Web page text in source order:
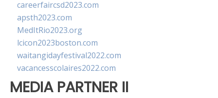
careerfaircsd2023.com
apsth2023.com
MedItRio2023.org
lcicon2023boston.com
waitangidayfestival2022.com
vacancesscolaires2022.com
MEDIA PARTNER II